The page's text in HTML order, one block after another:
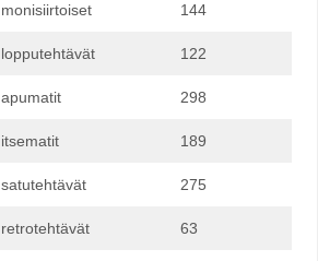
monisiirtoiset 144
lopputehtävät 122
apumatit 298
itsematit 189
satutehtävät 275
retrotehtävät 63